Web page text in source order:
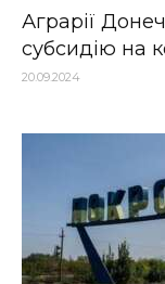
Аграрії
субсидію на
20.09.2024